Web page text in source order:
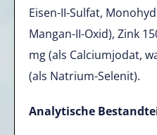
Eisen-II-Sulfat,
Mangan-II-Oxid), Zink
mg (als Calciumjodat,
(als Natrium-Selenit).
Analytische